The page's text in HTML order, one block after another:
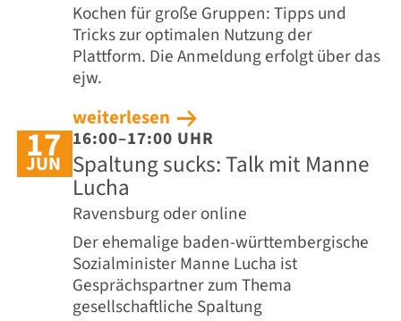
Kochen für große Gruppen: Tipps und
Tricks zur optimalen Nutzung der
Plattform. Die Anmeldung erfolgt über das
ejw.
weiterlesen
17
JUN
16:00–17:00 UHR
Spaltung sucks: Talk mit Manne
Lucha
Ravensburg oder online
Der ehemalige baden-württembergische
Sozialminister Manne Lucha ist
Gesprächspartner zum Thema
gesellschaftliche Spaltung